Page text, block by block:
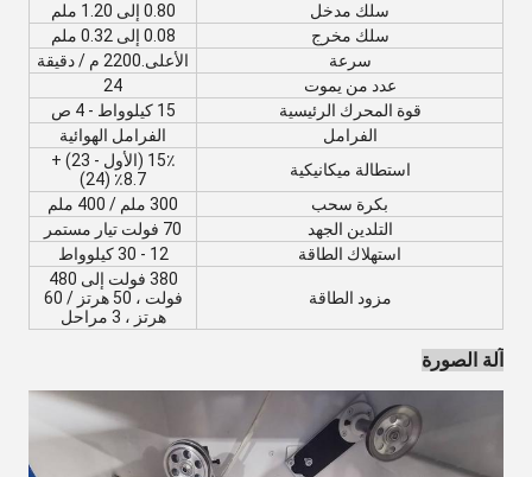
سلك مدخل
0.80 إلى 1.20 ملم
سلك مخرج
0.08 إلى 0.32 ملم
سرعة
الأعلى.2200 م / دقيقة
عدد من يموت
24
قوة المحرك الرئيسية
15 كيلوواط - 4 ص
الفرامل
الفرامل الهوائية
استطالة ميكانيكية
15٪ (الأول - 23) +
8.7٪ (24)
بكرة سحب
300 ملم / 400 ملم
التلدين الجهد
70 فولت تيار مستمر
استهلاك الطاقة
12 - 30 كيلوواط
مزود الطاقة
380 فولت إلى 480
فولت ، 50 هرتز / 60
هرتز ، 3 مراحل
آلة الصورة